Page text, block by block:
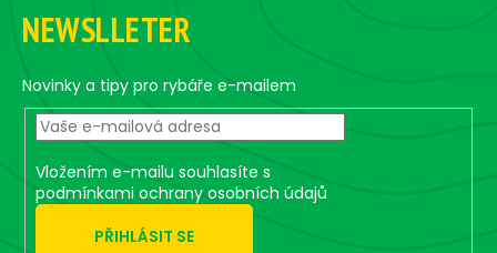
c
í
p
r
v
k
NEWSLLETER
Novinky a tipy pro rybáře e-mailem
Vložením e-mailu souhlasíte s
podmínkami ochrany osobních údajů
PŘIHLÁSIT SE